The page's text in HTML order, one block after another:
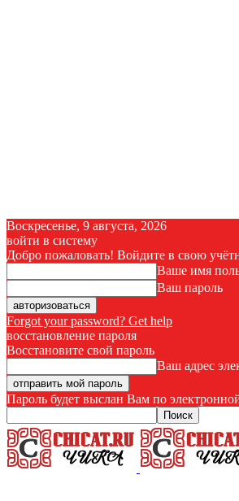
Воскресенье, 9 августа, 2026
войти в систему
Добро пожаловать! Войдите в свою
Ваше имя
Ваш пароль
Forgot your password? Get help
восстановление пароля
Восстановите свой пароль
Ваш адрес
Пароль будет выслан Вам по